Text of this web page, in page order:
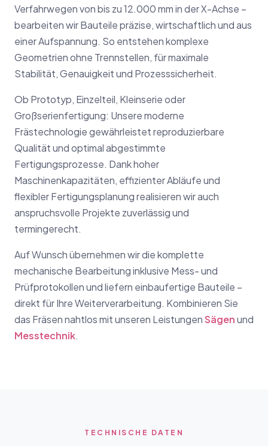
Verfahrwegen von bis zu 12.000 mm in der X-Achse –
bearbeiten wir Bauteile präzise, wirtschaftlich und aus
einer Aufspannung. So entstehen komplexe
Geometrien ohne Trennstellen, für maximale
Stabilität, Genauigkeit und Prozesssicherheit.
Ob Prototyp, Einzelteil, Kleinserie oder
Großserienfertigung: Unsere moderne
Frästechnologie gewährleistet reproduzierbare
Qualität und optimal abgestimmte
Fertigungsprozesse. Dank hoher
Maschinenkapazitäten, effizienter Abläufe und
flexibler Fertigungsplanung realisieren wir auch
anspruchsvolle Projekte zuverlässig und
termingerecht.
Auf Wunsch übernehmen wir die komplette
mechanische Bearbeitung inklusive Mess- und
Prüfprotokollen und liefern einbaufertige Bauteile –
direkt für Ihre Weiterverarbeitung. Kombinieren Sie
das Fräsen nahtlos mit unseren LeistungenSägenund
Messtechnik.
TECHNISCHE DATEN